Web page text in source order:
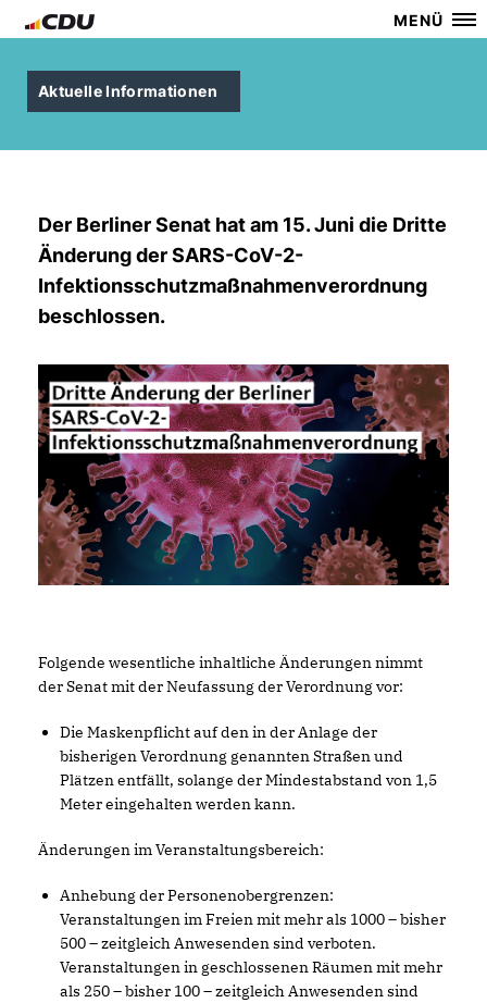
MENÜ
Aktuelle Informationen
Der Berliner Senat hat am 15. Juni die Dritte
Änderung der SARS-CoV-2-
Infektionsschutzmaßnahmenverordnung
beschlossen.
Folgende wesentliche inhaltliche Änderungen nimmt
der Senat mit der Neufassung der Verordnung vor:
Die Maskenpflicht auf den in der Anlage der
bisherigen Verordnung genannten Straßen und
Plätzen entfällt, solange der Mindestabstand von 1,5
Meter eingehalten werden kann.
Änderungen im Veranstaltungsbereich:
Anhebung der Personenobergrenzen:
Veranstaltungen im Freien mit mehr als 1000 – bisher
500 – zeitgleich Anwesenden sind verboten.
Veranstaltungen in geschlossenen Räumen mit mehr
als 250 – bisher 100 – zeitgleich Anwesenden sind